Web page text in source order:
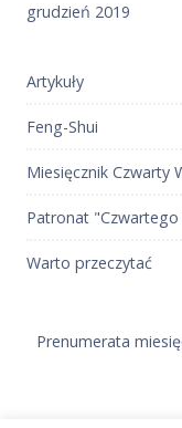
grudzień 2019
Artykuły
Feng-Shui
Miesięcznik Czwarty
Patronat
Warto przeczytać
Prenumerata